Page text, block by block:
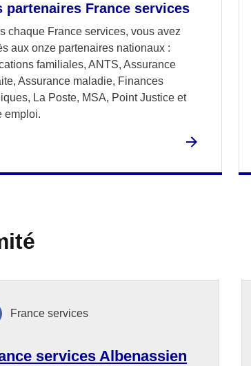
partenaires France services
chaque France services, vous avez
aux onze partenaires nationaux :
familiales, ANTS, Assurance
Assurance maladie, Finances
La Poste, MSA, Point Justice et
emploi.
services Albenassien
France services